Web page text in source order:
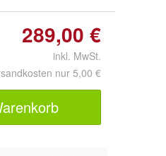
289,00 €
inkl. MwSt.
nur 5,00 €